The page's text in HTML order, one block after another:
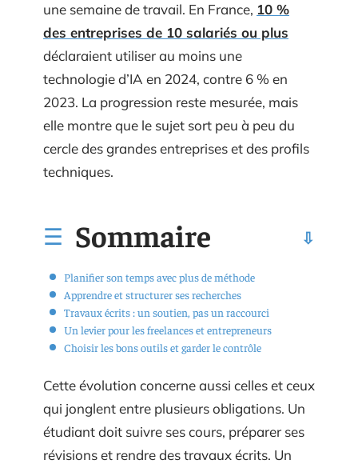
une semaine de travail. En France, 10 %
des entreprises de 10 salariés ou plus
déclaraient utiliser au moins une
technologie d’IA en 2024, contre 6 % en
2023. La progression reste mesurée, mais
elle montre que le sujet sort peu à peu du
cercle des grandes entreprises et des profils
techniques.
Sommaire
Planifier son temps avec plus de méthode
Apprendre et structurer ses recherches
Travaux écrits : un soutien, pas un raccourci
Un levier pour les freelances et entrepreneurs
Choisir les bons outils et garder le contrôle
Cette évolution concerne aussi celles et ceux
qui jonglent entre plusieurs obligations. Un
étudiant doit suivre ses cours, préparer ses
révisions et rendre des travaux écrits. Un